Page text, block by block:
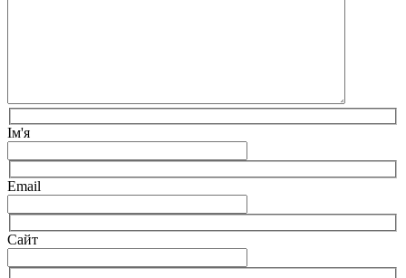
Ім'я
Email
Сайт